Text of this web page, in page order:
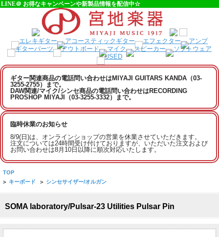
LINE＠ お得なキャンペーンや新製品情報を配信中☆
ギター関連商品の電話問い合わせはMIYAJI GUITARS KANDA（03-
3255-2755）まで。
DAW関連/マイク/シンセ商品の電話問い合わせはRECORDING
PROSHOP MIYAJI（03-3255-3332）まで。
臨時休業のお知らせ
8/9(日)は、オンラインショップの営業を休業させていただきます。
注文については24時間受け付けておりますが、いただいた注文および
お問い合わせは8月10日以降に順次対応いたします。
TOP
> キーボード > シンセサイザー/オルガン
SOMA laboratory/Pulsar-23 Utilities Pulsar Pin